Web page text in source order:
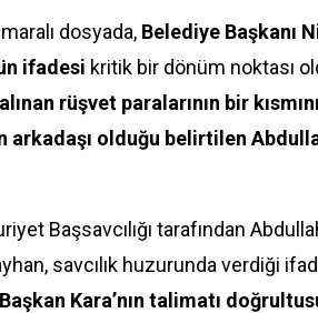
dosyada, Belediye Başkanı
ifadesi kritik bir dönüm noktası
alınan rüşvet paralarının bir
arkadaşı olduğu belirtilen
Başsavcılığı tarafından
savcılık huzurunda verdiği
Başkan Kara’nın talimatı